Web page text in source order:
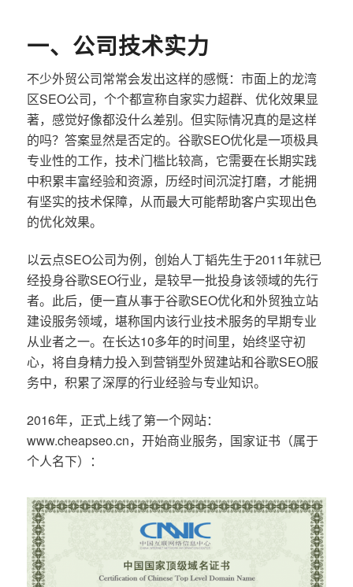
一、公司技术实力
不少外贸公司常常会发出这样的感慨：市面上的龙湾
区SEO公司，个个都宣称自家实力超群、优化效果显
著，感觉好像都没什么差别。但实际情况真的是这样
的吗？答案显然是否定的。谷歌SEO优化是一项极具
专业性的工作，技术门槛比较高，它需要在长期实践
中积累丰富经验和资源，历经时间沉淀打磨，才能拥
有坚实的技术保障，从而最大可能帮助客户实现出色
的优化效果。
以云点SEO公司为例，创始人丁韬先生于2011年就已
经投身谷歌SEO行业，是较早一批投身该领域的先行
者。此后，便一直从事于谷歌SEO优化和外贸独立站
建设服务领域，堪称国内该行业技术服务的早期专业
从业者之一。在长达10多年的时间里，始终坚守初
心，将自身精力投入到营销型外贸建站和谷歌SEO服
务中，积累了深厚的行业经验与专业知识。
2016年，正式上线了第一个网站：
www.cheapseo.cn，开始商业服务，国家证书（属于
个人名下）：